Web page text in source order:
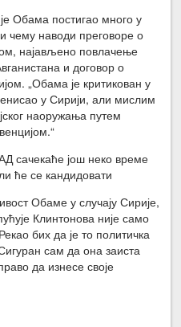
Обама постигао много у
чему наводи преговоре о
најављено повлачење
и договор о
„Обама је критикован у
у Сирији, али мислим
наоружања путем
сачекаће још неко време
ће се кандидовати
Обаме у случају Сирије,
Клинтонова није само
бих да је то политичка
сам да она заиста
да изнесе своје